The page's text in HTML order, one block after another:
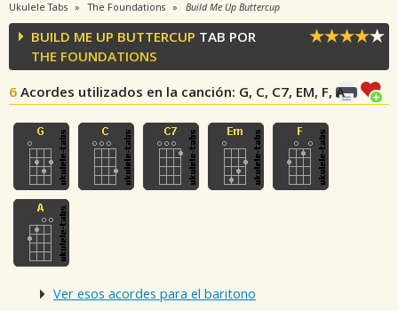
Ukulele Tabs The Foundations Build Me Up Buttercup
BUILD ME UP BUTTERCUP TAB POR
THE FOUNDATIONS
6 Acordes utilizados en la canción: G, C, C7, EM, F, A
Ver esos acordes para el baritono